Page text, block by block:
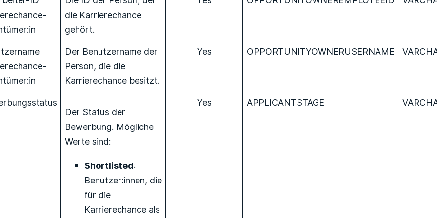
die Karrierechance
gehört.
Der Benutzername der
Person, die die
Karrierechance besitzt.
Yes OPPORTUNITYOWNERUSERNAME
Der Status der
Bewerbung. Mögliche
Werte sind:
Shortlisted:
Benutzer:innen, die
für die
Karrierechance als
Yes APPLICANTSTAGE